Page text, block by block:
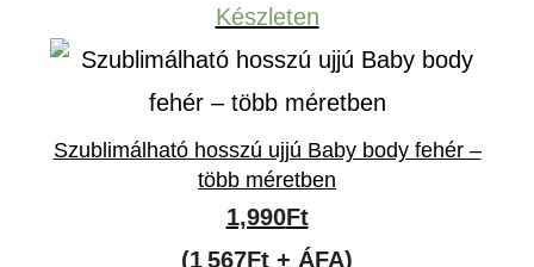
Készleten
Szublimálható hosszú ujjú Baby body fehér –
több méretben
1,990Ft
(1 567Ft + ÁFA)